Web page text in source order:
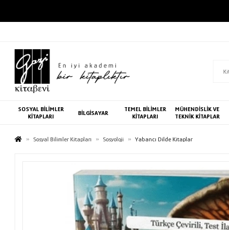
SOSYAL BİLİMLER
KİTAPLARI
BİLGİSAYAR
TEMEL BİLİMLER
KİTAPLARI
MÜHENDİSLİK VE
TEKNİK KİTAPLAR
Sosyal Bilimler Kitapları Sosyoloji Yabancı Dilde Kitaplar